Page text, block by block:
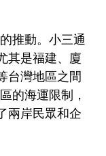
推動。小三通
其是福建、廈
台灣地區之間
的海運限制，
兩岸民眾和企